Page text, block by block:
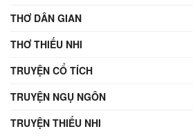
THƠ DÂN GIAN
THƠ THIẾU NHI
TRUYỆN CỔ TÍCH
TRUYỆN NGỤ NGÔN
TRUYỆN THIẾU NHI